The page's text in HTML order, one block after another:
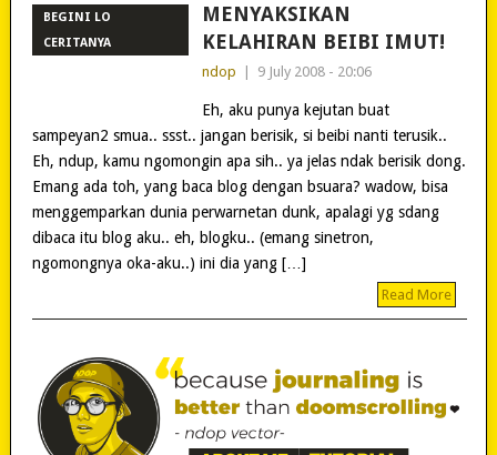
BEGINI LO
CERITANYA
MENYAKSIKAN
KELAHIRAN BEIBI IMUT!
ndop 9 July 2008 - 20:06
Eh, aku punya kejutan buat
sampeyan2 smua.. ssst.. jangan berisik, si beibi nanti terusik..
Eh, ndup, kamu ngomongin apa sih.. ya jelas ndak berisik dong.
Emang ada toh, yang baca blog dengan bsuara? wadow, bisa
menggemparkan dunia perwarnetan dunk, apalagi yg sdang
dibaca itu blog aku.. eh, blogku.. (emang sinetron,
ngomongnya oka-aku..) ini dia yang […]
Read More